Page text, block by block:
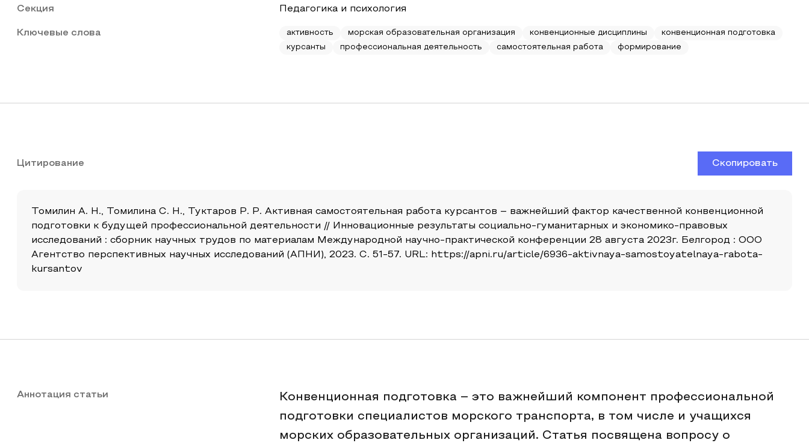
Секция Педагогика и психология
Ключевые слова активность морская образовательная организация конвенционные дисциплины
конвенционная подготовка
курсанты
профессиональная деятельность самостоятельная работа формирование
Цитирование Скопировать
Томилин А. Н., Томилина С. Н., Туктаров Р. Р. Активная самостоятельная работа курсантов – важнейший фактор качественной конвенционной
подготовки к будущей профессиональной деятельности // Инновационные результаты социально-гуманитарных и экономико-правовых
исследований : сборник научных трудов по материалам Международной научно-практической конференции 28 августа 2023г. Белгород : ООО
Агентство перспективных научных исследований (АПНИ), 2023. С. 51-57. URL: https://apni.ru/article/6936-aktivnaya-samostoyatelnaya-rabota-
kursantov
Аннотация статьи
Конвенционная подготовка – это важнейший компонент профессиональной
подготовки специалистов морского транспорта, в том числе и учащихся
морских образовательных организаций. Статья посвящена вопросу о